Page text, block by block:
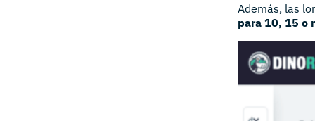
Además, las
para 10, 15 o